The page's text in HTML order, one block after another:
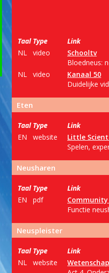
Taal Type
Link
NL
video
Schooltv
Bloedneus:
NL
video
Kanaal 50
Duidelijke
Eten
Taal Type
Link
EN
website
Little
Spelen,
Neusharen
Taal Type
Link
EN
pdf
Community
Functie
Neuspleister
Taal Type
Link
NL
website